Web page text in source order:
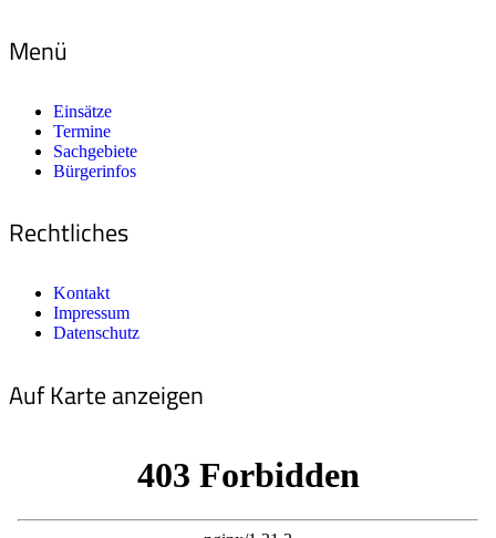
Menü
Einsätze
Termine
Sachgebiete
Bürgerinfos
Rechtliches
Kontakt
Impressum
Datenschutz
Auf Karte anzeigen